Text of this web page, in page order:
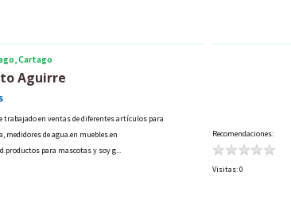
Cartago
Aguirre
trabajado en ventas de diferentes artículos para
medidores de agua.en muebles.en
para mascotas y soy g...
Recomendaciones:
Visitas: 0